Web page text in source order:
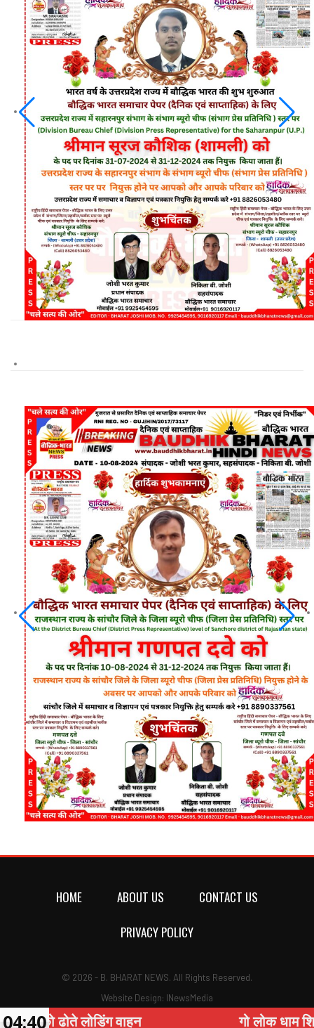
HOME ABOUT US
CONTACT US
PRIVACY POLICY
© 2026 - B. BHARAT NEWS. All Rights Reserved.
Website Design: INewsMedia
वाहन गो लोक धाम शिवकोठी में हुआ
04:40